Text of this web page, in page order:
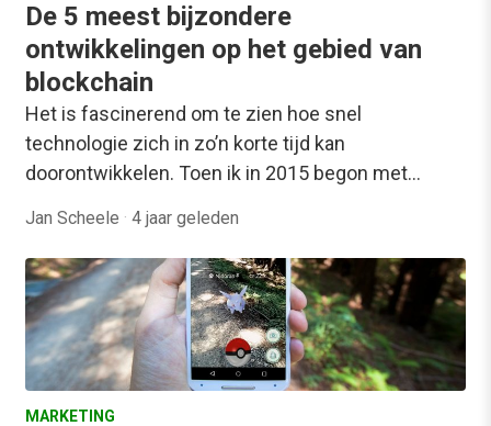
De 5 meest bijzondere
ontwikkelingen op het gebied van
blockchain
Het is fascinerend om te zien hoe snel
technologie zich in zo’n korte tijd kan
doorontwikkelen. Toen ik in 2015 begon met…
Jan Scheele · 4 jaar geleden
MARKETING